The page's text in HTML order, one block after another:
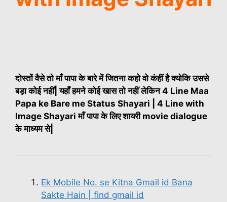
दोस्तों वैसे तो माँ पापा के बारे में जितना कहो वो कंहीं है क्योकि उससे
बड़ा कोई नहीं| यहाँ हमने कोई खास तो नहीं लेकिन 4 Line Maa
Papa ke Bare me Status Shayari | 4 Line with
Image Shayari माँ पापा के लिए शायरी movie dialogue
के माध्यम से|
Ek Mobile No. se Kitna Gmail id Bana
Sakte Hain | find gmail id